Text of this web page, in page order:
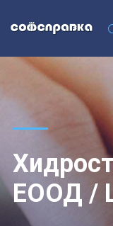
ЕООД /